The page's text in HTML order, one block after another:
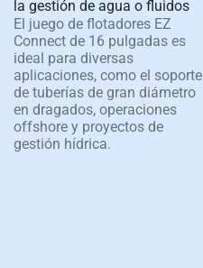
la gestión de agua o fluidos
El juego de flotadores EZ
Connect de 16 pulgadas es
ideal para diversas
aplicaciones, como el soporte
de tuberías de gran diámetro
en dragados, operaciones
offshore y proyectos de
gestión hídrica.